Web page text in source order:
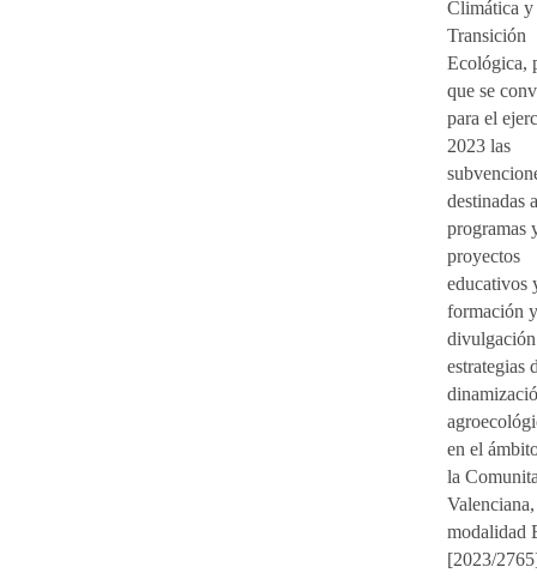
Climática y
Transición
Ecológica,
que se
para el
2023 las
destinadas a
programas
proyectos
educativos
formación y
estrategias
en el
la
Valenciana,
modalidad
[2023/